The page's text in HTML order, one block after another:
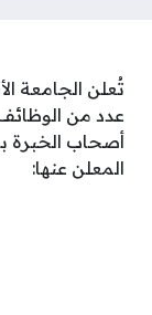
تُعلن الجامعة
عدد من
أصحاب الخبرة
المعلن عنها: